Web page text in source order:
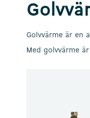
Golvvärme är en
Med golvvärme